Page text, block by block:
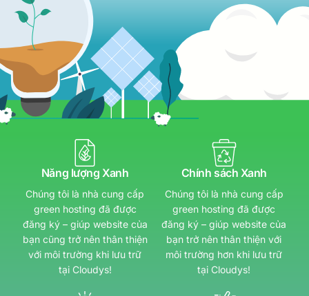
Năng lượng Xanh
Chúng tôi là nhà cung cấp
green hosting đã được
đăng ký – giúp website của
bạn cũng trở nên thân thiện
với môi trường khi lưu trữ
tại Cloudys!
Chính sách Xanh
Chúng tôi là nhà cung cấp
green hosting đã được
đăng ký – giúp website của
bạn trở nên thân thiện với
môi trường hơn khi lưu trữ
tại Cloudys!